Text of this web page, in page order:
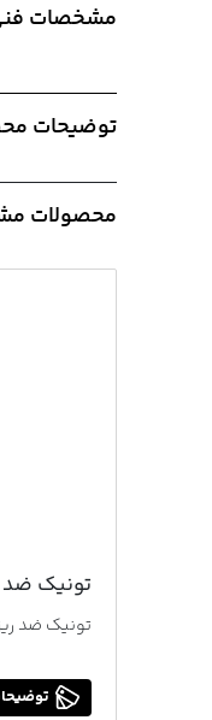
مشخصات
توضیحات
محصولات
تونیک
تونیک ضد